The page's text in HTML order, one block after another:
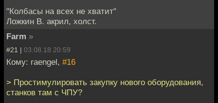
"Колбасы на всех не хватит"
Ложкин В. акрил, холст.
Farm »
#21 | 03.08.18 20:59
Кому: raengel, #16
> Простимулировать закупку нового оборудования,
станков там с ЧПУ?